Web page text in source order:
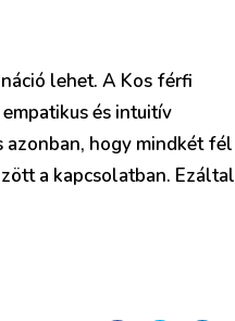
lehet. A Kos férfi
és intuitív
azonban, hogy mindkét fél
a kapcsolatban. Ezáltal